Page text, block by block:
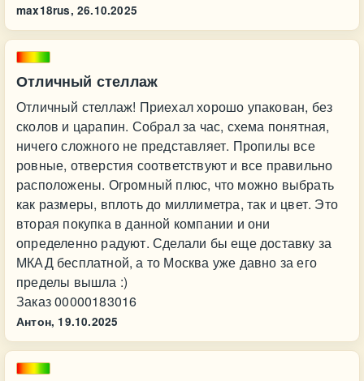
max18rus, 26.10.2025
Отличный стеллаж
Отличный стеллаж! Приехал хорошо упакован, без
сколов и царапин. Собрал за час, схема понятная,
ничего сложного не представляет. Пропилы все
ровные, отверстия соответствуют и все правильно
расположены. Огромный плюс, что можно выбрать
как размеры, вплоть до миллиметра, так и цвет. Это
вторая покупка в данной компании и они
определенно радуют. Сделали бы еще доставку за
МКАД бесплатной, а то Москва уже давно за его
пределы вышла :)
Заказ 00000183016
Антон, 19.10.2025